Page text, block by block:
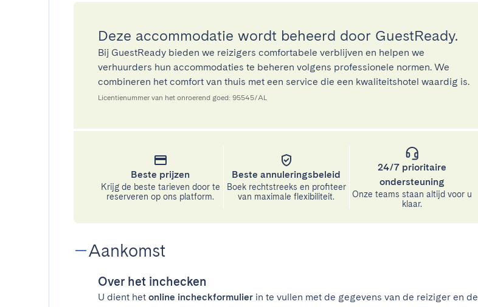
Deze accommodatie wordt beheerd door GuestReady.
Bij GuestReady bieden we reizigers comfortabele verblijven en helpen we
verhuurders hun accommodaties te beheren volgens professionele normen. We
combineren het comfort van thuis met een service die een kwaliteitshotel waardig is.
Licentienummer van het onroerend goed: 95545/AL
Beste prijzen
Krijg de beste tarieven door te
reserveren op ons platform.
Beste annuleringsbeleid
Boek rechtstreeks en profiteer
van maximale flexibiliteit.
24/7 prioritaire
ondersteuning
Onze teams staan altijd voor u
klaar.
Aankomst
Over het inchecken
U dient het online incheckformulier in te vullen met de gegevens van de reiziger en de